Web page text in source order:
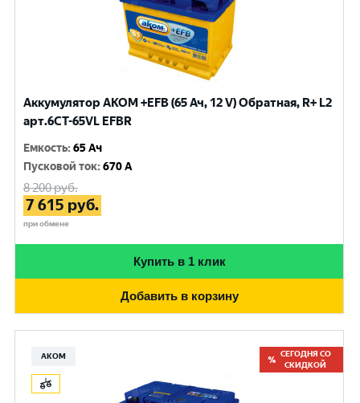
Аккумулятор AKOM +EFB (65 Ач, 12 V) Обратная, R+ L2
арт.6CT-65VL EFBR
Емкость:65 Ач
Пусковой ток:670 A
8 200руб.
7 615 руб.
при обмене
Купить в 1 клик
Добавить в корзину
АКОМ
СЕГОДНЯ СО
СКИДКОЙ